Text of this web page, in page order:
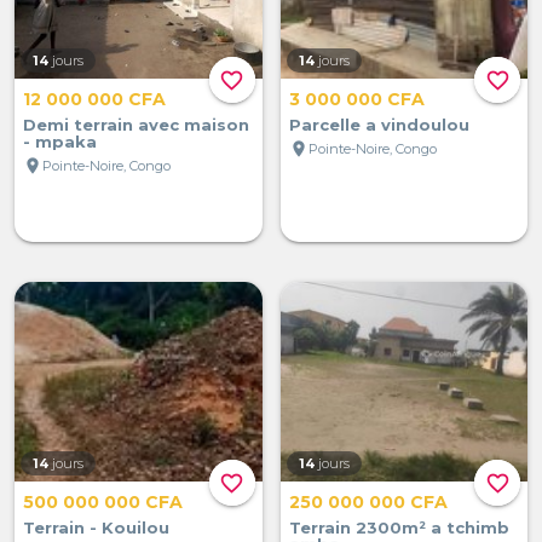
favorite_border
14 jours
12 000 000 CFA
Demi terrain avec maison
- mpaka
location_on Pointe-Noire, Congo
favorite_border
14 jours
3 000 000 CFA
Parcelle a vindoulou
location_on Pointe-Noire, Congo
favorite_border
14 jours
500 000 000 CFA
Terrain - Kouilou
favorite_border
14 jours
250 000 000 CFA
Terrain 2300m² a tchimb